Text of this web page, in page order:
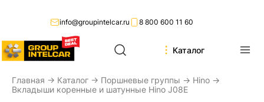
8 800 600 11 60
info@groupintelcar.ru
Каталог
Главная → Каталог → Поршневые группы → Hino →
Вкладыши коренные и шатунные Hino J08E